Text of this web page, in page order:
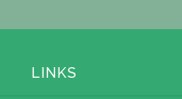
LINKS